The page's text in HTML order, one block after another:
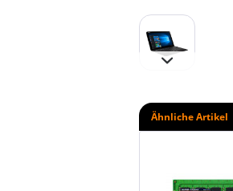
Ähnliche Artikel